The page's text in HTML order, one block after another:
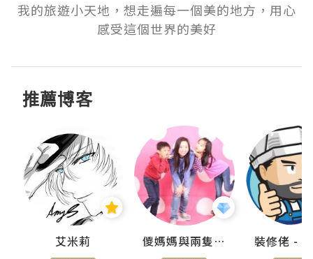
我的旅遊小天地，想走遍每一個美的地方，用心
感受這個世界的美好
推薦博客
艾米莉 儍媽媽與兩隻小魔怪之家